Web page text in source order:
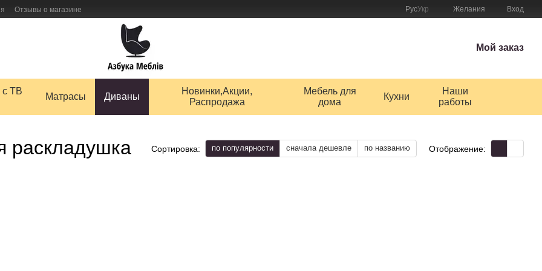
Отзывы о магазине
РусУкр Желания Вход
Мой заказ
ТВ
Матрасы Диваны
Новинки,Акции,
Распродажа
Мебель для
дома
Кухни
Наши
работы
раскладушка Сортировка: по популярности сначала дешевле по названию Отображение: